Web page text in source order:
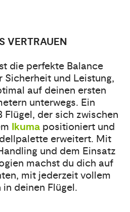
VERTRAUEN
die perfekte Balance
Sicherheit und Leistung,
auf deinen ersten
unterwegs. Ein
Flügel, der sich zwischen
Ikumapositioniert und
erweitert. Mit
und dem Einsatz
machst du dich auf
mit jederzeit vollem
in deinen Flügel.